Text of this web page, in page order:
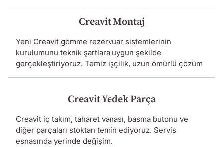
Creavit Montaj
Yeni Creavit gömme rezervuar sistemlerinin
kurulumunu teknik şartlara uygun şekilde
gerçekleştiriyoruz. Temiz işçilik, uzun ömürlü çözüm
Creavit Yedek Parça
Creavit iç takım, taharet vanası, basma butonu ve
diğer parçaları stoktan temin ediyoruz. Servis
esnasında yerinde değişim.